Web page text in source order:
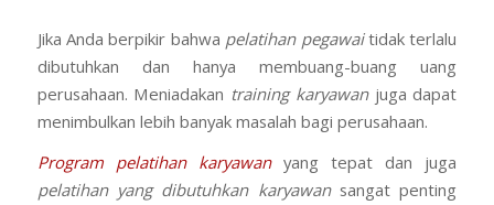
Jika Anda berpikir bahwa pelatihan pegawaitidak terlalu
dibutuhkan dan hanya membuang-buang uang
perusahaan. Meniadakan training karyawanjuga dapat
menimbulkan lebih banyak masalah bagi perusahaan.
Program pelatihankaryawanyang tepat dan juga
pelatihan yang dibutuhkan karyawansangat penting